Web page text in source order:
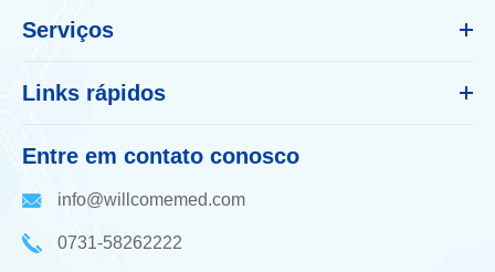
Serviços
Links rápidos
Entre em contato conosco
info@willcomemed.com
0731-58262222